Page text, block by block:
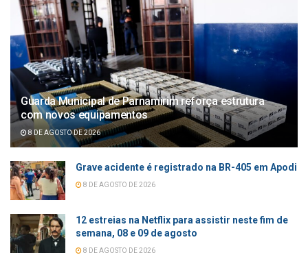
Guarda Municipal de Parnamirim reforça estrutura
com novos equipamentos
8 DE AGOSTO DE 2026
Grave acidente é registrado na BR-405 em Apodi
8 DE AGOSTO DE 2026
12 estreias na Netflix para assistir neste fim de
semana, 08 e 09 de agosto
8 DE AGOSTO DE 2026